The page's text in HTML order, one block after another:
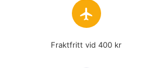
flight
Fraktfritt vid 400 kr